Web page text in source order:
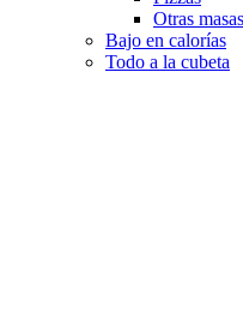
Otras masas
Bajo en calorías
Todo a la cubeta